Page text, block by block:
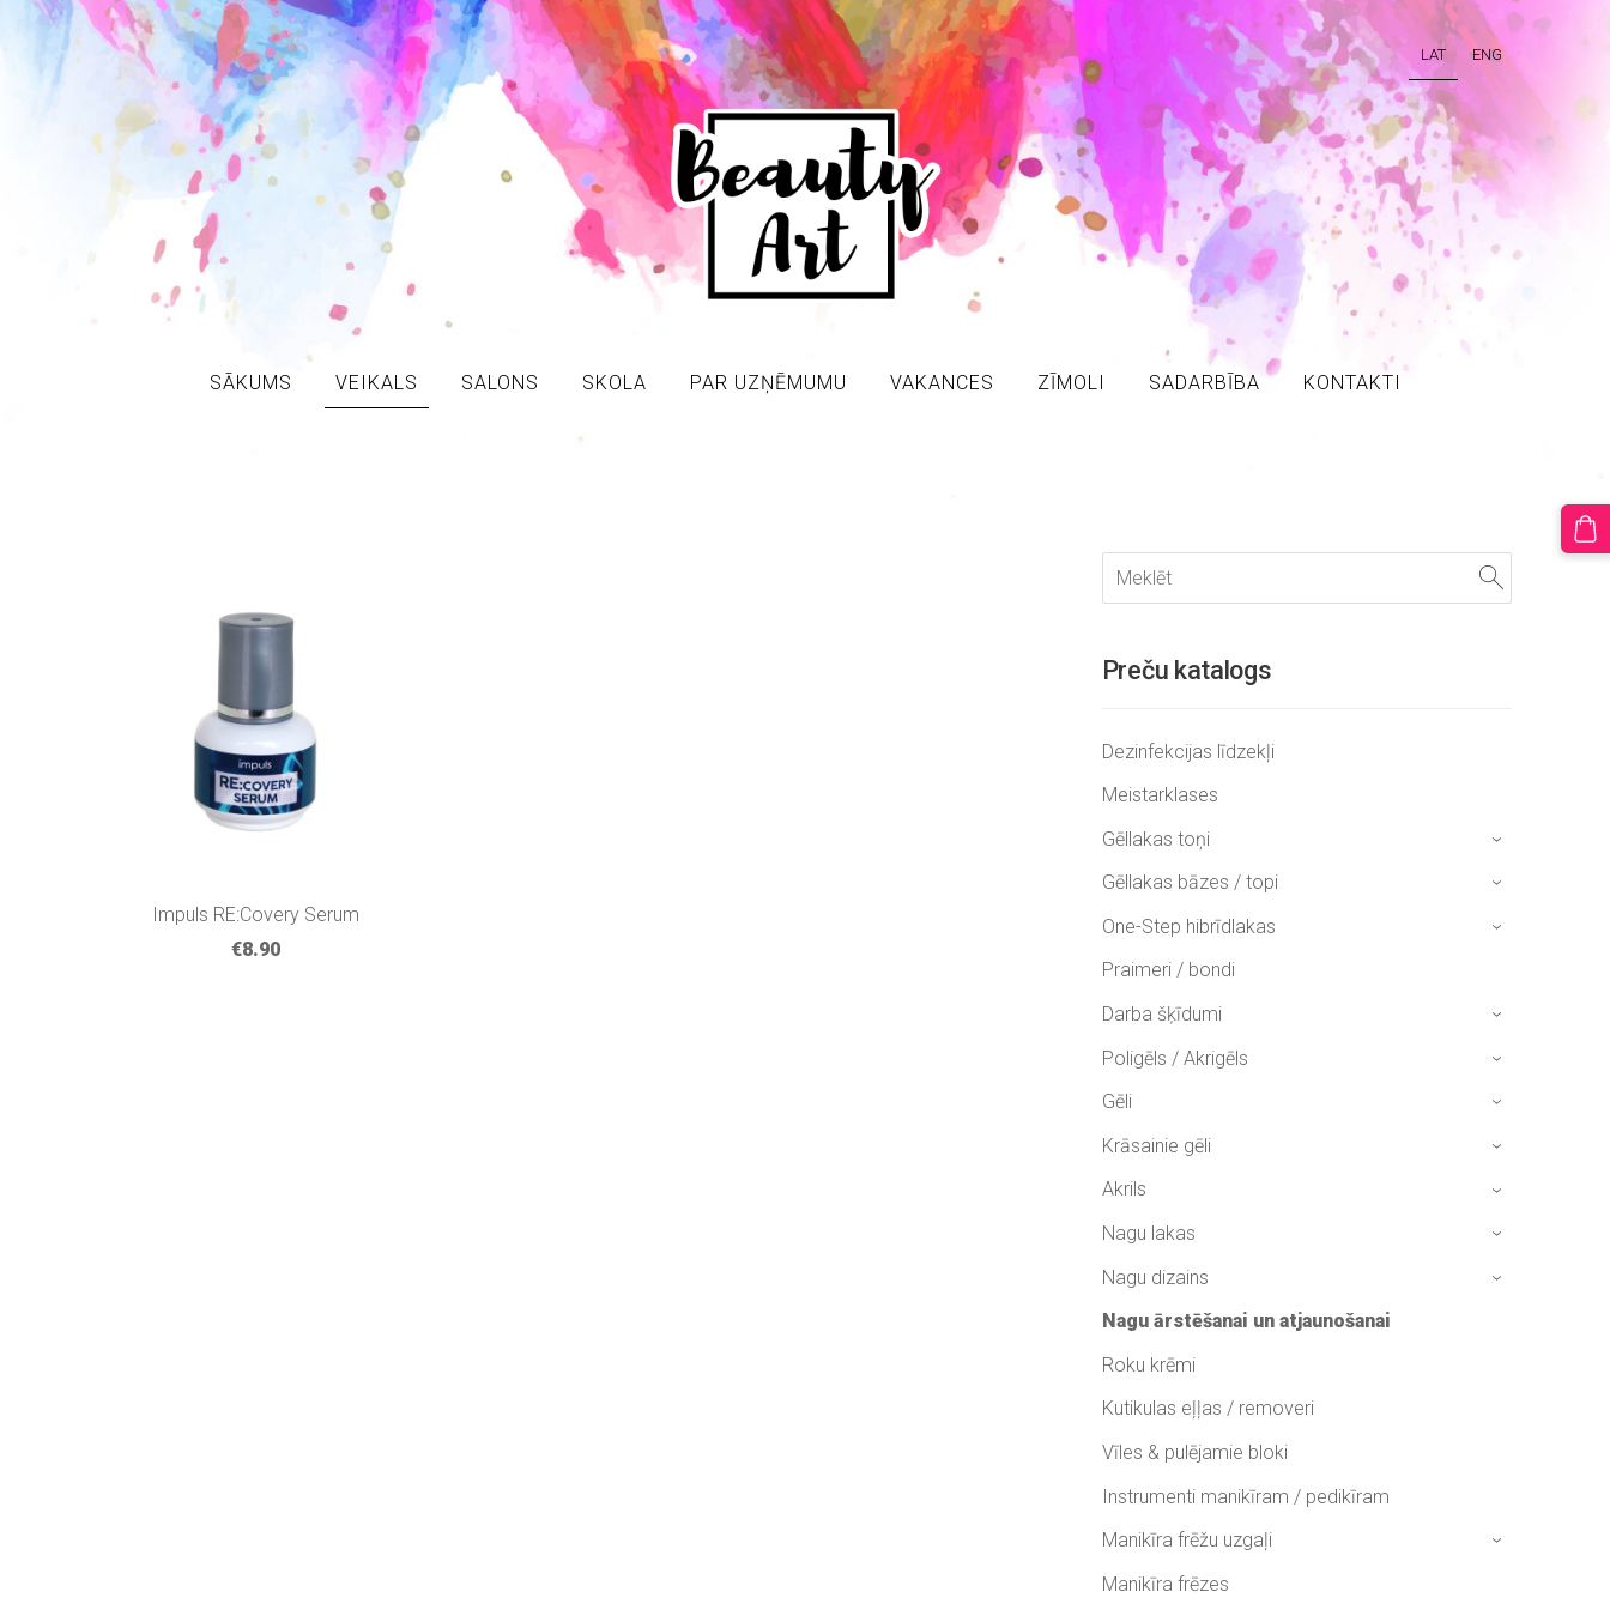
LAT ENG
SĀKUMS VEIKALS SALONS SKOLA PAR UZŅĒMUMU VAKANCES ZĪMOLI SADARBĪBA KONTAKTI
Preču katalogs
Dezinfekcijas līdzekļi
Meistarklases
Gēllakas toņi
›
Gēllakas bāzes / topi ›
One-Step hibrīdlakas ›
Praimeri / bondi
Darba šķīdumi
›
Poligēls / Akrigēls ›
Gēli ›
Krāsainie gēli ›
Akrils ›
Nagu lakas ›
Nagu dizains ›
Nagu ārstēšanai un atjaunošanai
Roku krēmi
Kutikulas eļļas / removeri
Vīles & pulējamie bloki
Instrumenti manikīram / pedikīram
Manikīra frēžu uzgaļi
›
Manikīra frēzes
Impuls RE:Covery Serum
€8.90